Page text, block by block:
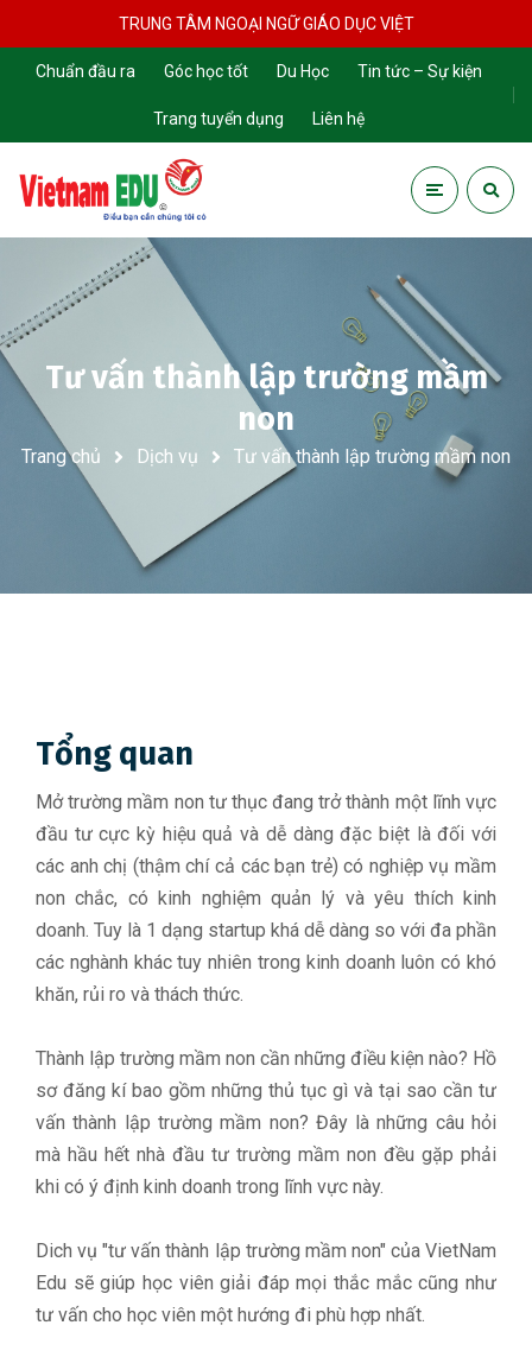
TRUNG TÂM NGOẠI NGỮ GIÁO DỤC VIỆT
Chuẩn đầu ra Góc học tốt Du Học Tin tức – Sự kiện
Trang tuyển dụng Liên hệ
Tư vấn thành lập trường mầm
non
Trang chủ Dịch vụ Tư vấn thành lập trường mầm non
Tổng quan
Mở trường mầm non tư thục đang trở thành một lĩnh vực
đầu tư cực kỳ hiệu quả và dễ dàng đặc biệt là đối với
các anh chị (thậm chí cả các bạn trẻ) có nghiệp vụ mầm
non chắc, có kinh nghiệm quản lý và yêu thích kinh
doanh. Tuy là 1 dạng startup khá dễ dàng so với đa phần
các nghành khác tuy nhiên trong kinh doanh luôn có khó
khăn, rủi ro và thách thức.
Thành lập trường mầm non cần những điều kiện nào? Hồ
sơ đăng kí bao gồm những thủ tục gì và tại sao cần tư
vấn thành lập trường mầm non? Đây là những câu hỏi
mà hầu hết nhà đầu tư trường mầm non đều gặp phải
khi có ý định kinh doanh trong lĩnh vực này.
Dich vụ "tư vấn thành lập trường mầm non" của VietNam
Edu sẽ giúp học viên giải đáp mọi thắc mắc cũng như
tư vấn cho học viên một hướng đi phù hợp nhất.